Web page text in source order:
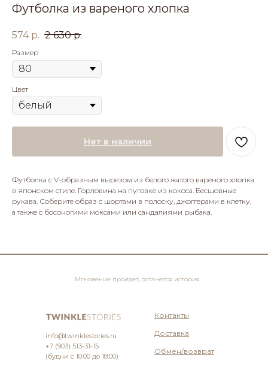
Футболка из вареного хлопка
574 р. 2 630 р.
Размер
Цвет
Нет в наличии
Футболка с V-образным вырезом из белого жатого вареного хлопка
в японском стиле. Горловина на пуговке из кокоса. Бесшовные
рукава. Соберите образ с шортами в полоску, джоггерами в клетку,
а также с босоногими моксами или сандалиями рыбака.
Мгновение пройдет, останется история
info@twinklestories.ru
+7 (903) 513-31-15
(будни с 10:00 до 18:00)
Контакты
Доставка
Обмен/возврат